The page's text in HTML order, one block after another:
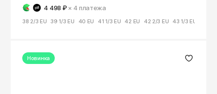
4 498 ₽ × 4платежа
38 2/3 EU 39 1/3 EU 40 EU 41 1/3 EU 42 EU 42 2/3 EU 43 1/3 EU
Новинка